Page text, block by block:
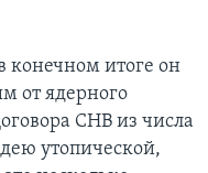
конечном итоге он
от ядерного
СНВ из числа
утопической,